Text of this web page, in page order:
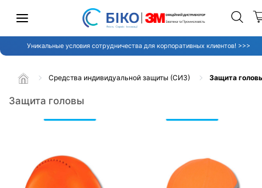
Уникальные условия сотрудничества для корпоративных клиентов! >>>
Средства индивидуальной защиты (СИЗ) Защита
Защита головы